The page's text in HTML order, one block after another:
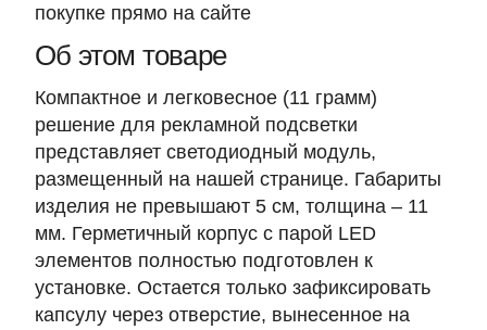
покупке прямо на сайте
Об этом товаре
Компактное и легковесное (11 грамм)
решение для рекламной подсветки
представляет светодиодный модуль,
размещенный на нашей странице. Габариты
изделия не превышают 5 см, толщина – 11
мм. Герметичный корпус с парой LED
элементов полностью подготовлен к
установке. Остается только зафиксировать
капсулу через отверстие, вынесенное на